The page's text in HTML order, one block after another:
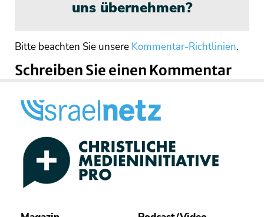
uns übernehmen?
Bitte beachten Sie unsere Kommentar-Richtlinien.
Schreiben Sie einen Kommentar